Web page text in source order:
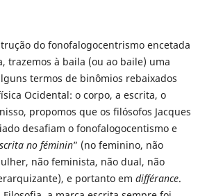
do fonofalogocentrismo encetada
trazemos à baila (ou ao baile) uma
termos de binômios rebaixados
Ocidental: o corpo, a escrita, o
propomos que os filósofos Jacques
desafiam o fonofalogocentismo e
no féminin” (no feminino, não
não feminista, não dual, não
e portanto em différance.